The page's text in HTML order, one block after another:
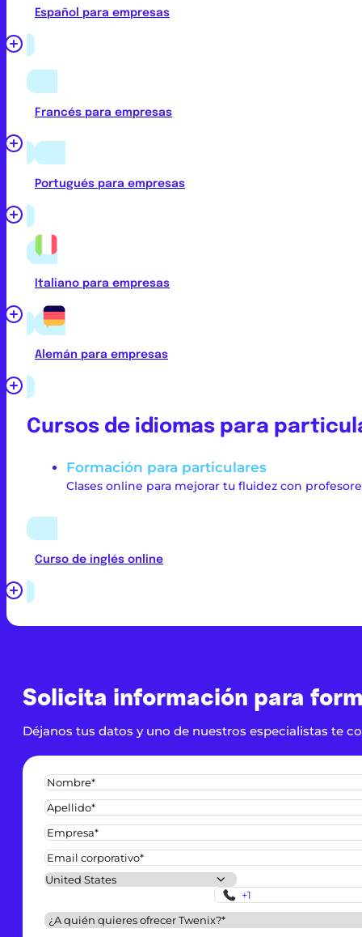
Español para empresas
Francés para empresas
Portugués para empresas
Italiano para empresas
Alemán para empresas
Cursos de idiomas para
Formación para particulares
Clases online para mejorar tu fluidez con
Curso de inglés online
Solicita información para
Déjanos tus datos y uno de nuestros especialistas te